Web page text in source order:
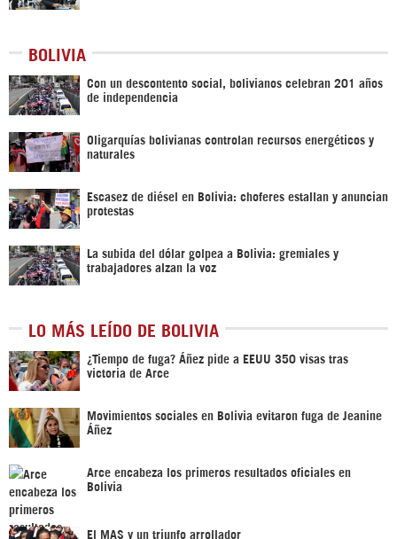
BOLIVIA
Con un descontento social, bolivianos celebran 201 años
de independencia
Oligarquías bolivianas controlan recursos energéticos y
naturales
Escasez de diésel en Bolivia: choferes estallan y anuncian
protestas
La subida del dólar golpea a Bolivia: gremiales y
trabajadores alzan la voz
LO MÁS LEÍDO DE BOLIVIA
¿Tiempo de fuga? Áñez pide a EEUU 350 visas tras
victoria de Arce
Movimientos sociales en Bolivia evitaron fuga de Jeanine
Áñez
Arce encabeza los primeros resultados oficiales en
Bolivia
El MAS y un triunfo arrollador